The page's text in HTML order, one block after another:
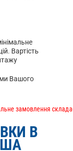
Вартість
Вашого
замовлення
В